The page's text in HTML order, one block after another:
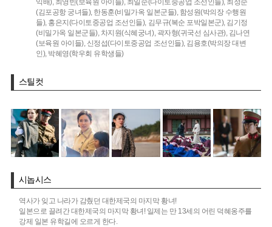
익배), 최영빈(보육원 아이들), 최일순(다이토중공업 조선인들), 최정순
(김포공항 궁녀들), 한동훈(비밀가옥 일본군들), 함성원(박의장 수행원
들), 홍은지(다이토중공업 조선인들), 김무규(복순 포박일본군), 김기정
(비밀가옥 일본군들), 차지원(식혜궁녀), 곽자형(귀국선 심사관), 김나연
(보육원 아이들), 신정섭(다이토중공업 조선인들), 김용호(박의장 대변
인), 박혜영(학우회 유학생들)
스틸컷
시놉시스
역사가 잊고 나라가 감췄던 대한제국의 마지막 황녀!
일본으로 끌려간 대한제국의 마지막 황녀! 일제는 만 13세의 어린 덕혜옹주를
강제 일본 유학길에 오르게 한다.